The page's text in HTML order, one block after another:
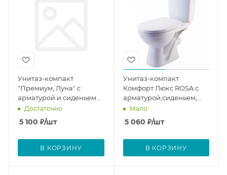
Унитаз-компакт
"Премиум, Луна" с
арматурой и сиденьем
нижн подводка
Достаточно
5 100 ₽/шт
В КОРЗИНУ
Унитаз-компакт
Комфорт Люкс ROSA с
арматурой,сиденьем,
нижн подводка
Мало
5 060 ₽/шт
В КОРЗИНУ